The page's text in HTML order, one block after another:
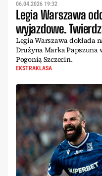
06.04.2026 19:32
Legia Warszawa
wyjazdowe.
Legia Warszawa dokłada
Drużyna Marka Papszuna
Pogonią Szczecin.
EKSTRAKLASA